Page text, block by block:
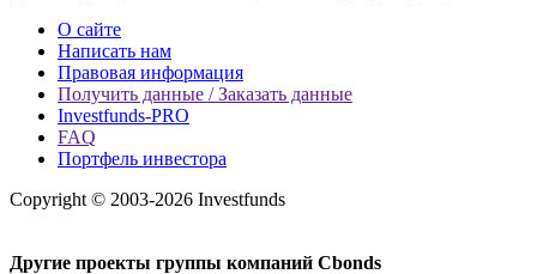
О сайте
Написать нам
Правовая информация
Получить данные / Заказать данные
Investfunds-PRO
FAQ
Портфель инвестора
Copyright © 2003-2026 Investfunds
Другие проекты группы компаний Cbonds